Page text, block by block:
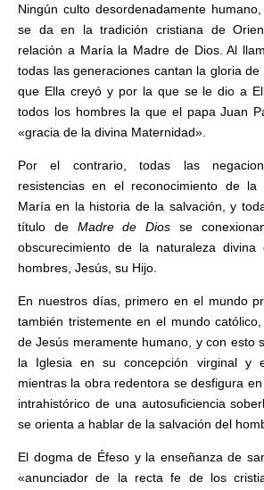
Ningún culto desordenadamente
se da en la tradición cristiana de
relación a María la Madre de Dios. Al
todas las generaciones cantan la gloria
que Ella creyó y por la que se le dio a
todos los hombres la que el papa Juan
«gracia de la divina Maternidad».
Por el contrario, todas las
resistencias en el reconocimiento de la
María en la historia de la salvación, y
título de Madre de Dios se
obscurecimiento de la naturaleza
hombres, Jesús, su Hijo.
En nuestros días, primero en el mundo
también tristemente en el mundo
de Jesús meramente humano, y con esto
la Iglesia en su concepción virginal y
mientras la obra redentora se desfigura
intrahistórico de una autosuficiencia
se orienta a hablar de la salvación del
El dogma de Éfeso y la enseñanza de
«anunciador de la recta fe de los